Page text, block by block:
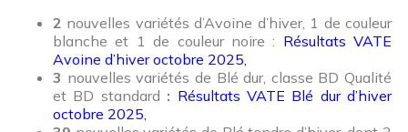
2 nouvelles variétés d’Avoine d’hiver, 1 de couleur
blanche et 1 de couleur noire : Résultats VATE
Avoine d’hiver octobre 2025,
3 nouvelles variétés de Blé dur, classe BD Qualité
et BD standard : Résultats VATE Blé dur d’hiver
octobre 2025,